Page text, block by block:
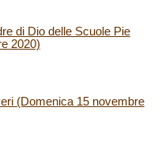
di Dio delle Scuole Pie
2020)
(Domenica 15 novembre